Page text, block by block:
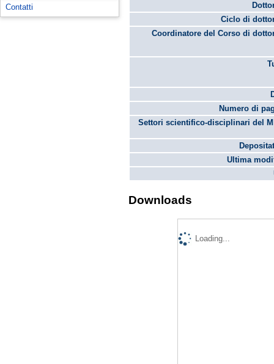
Contatti
Ciclo di
Coordinatore del Corso di
Numero di
Settori scientifico-disciplinari del
Ultima
Downloads
Loading...